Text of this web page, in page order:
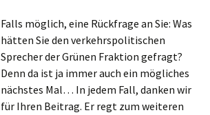
Falls möglich, eine Rückfrage an Sie: Was
hätten Sie den verkehrspolitischen
Sprecher der Grünen Fraktion gefragt?
Denn da ist ja immer auch ein mögliches
nächstes Mal… In jedem Fall, danken wir
für Ihren Beitrag. Er regt zum weiteren